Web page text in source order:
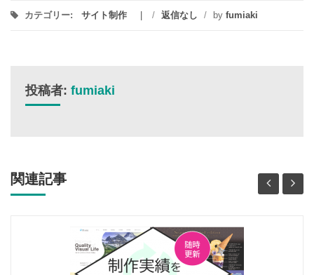
カテゴリー: サイト制作 / 返信なし / by fumiaki
投稿者: fumiaki
関連記事